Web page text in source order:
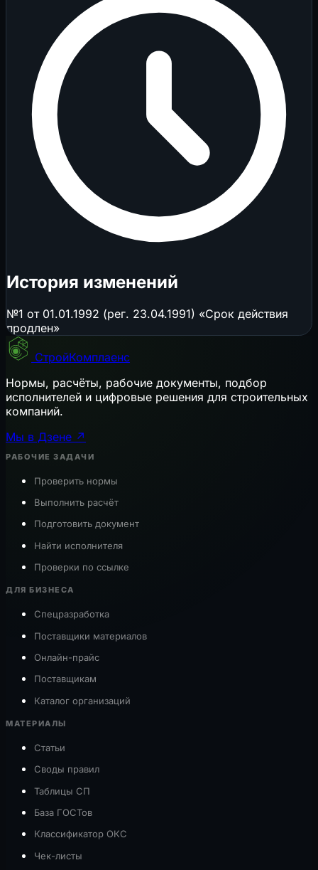
История изменений
№1 от 01.01.1992 (рег. 23.04.1991) «Срок действия
продлен»
СтройКомплаенс
Нормы, расчёты, рабочие документы, подбор
исполнителей и цифровые решения для строительных
компаний.
Мы в Дзене ↗
РАБОЧИЕ ЗАДАЧИ
Проверить нормы
Выполнить расчёт
Подготовить документ
Найти исполнителя
Проверки по ссылке
ДЛЯ БИЗНЕСА
Спецразработка
Поставщики материалов
Онлайн-прайс
Поставщикам
Каталог организаций
МАТЕРИАЛЫ
Статьи
Своды правил
Таблицы СП
База ГОСТов
Классификатор ОКС
Чек-листы